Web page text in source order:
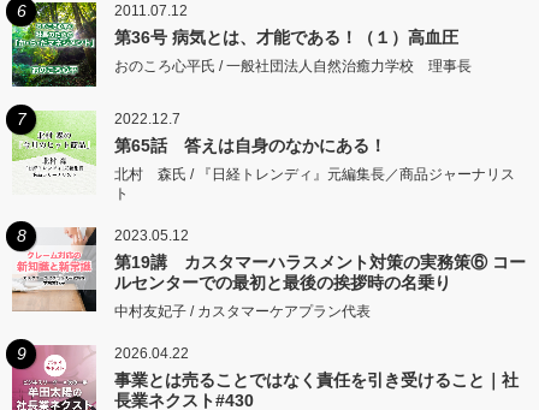
6 2011.07.12
第36号 病気とは、才能である！（１）高血圧
おのころ心平氏 / 一般社団法人自然治癒力学校 理事長
7 2022.12.7
第65話 答えは自身のなかにある！
北村 森氏 / 『日経トレンディ』元編集長／商品ジャーナリス
ト
8 2023.05.12
第19講 カスタマーハラスメント対策の実務策⑥ コー
ルセンターでの最初と最後の挨拶時の名乗り
中村友妃子 / カスタマーケアプラン代表
9 2026.04.22
事業とは売ることではなく責任を引き受けること｜社
長業ネクスト#430